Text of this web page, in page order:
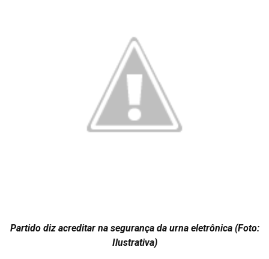
Partido diz acreditar na segurança da urna eletrônica (Foto:
Ilustrativa)